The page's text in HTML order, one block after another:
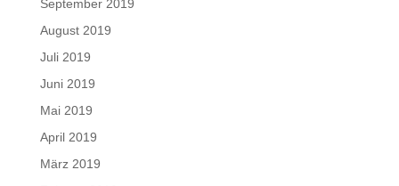
September 2019
August 2019
Juli 2019
Juni 2019
Mai 2019
April 2019
März 2019